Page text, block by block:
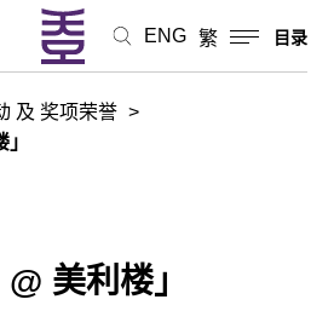
ENG 繁 目录
及 奖项荣誉 >
美利楼」